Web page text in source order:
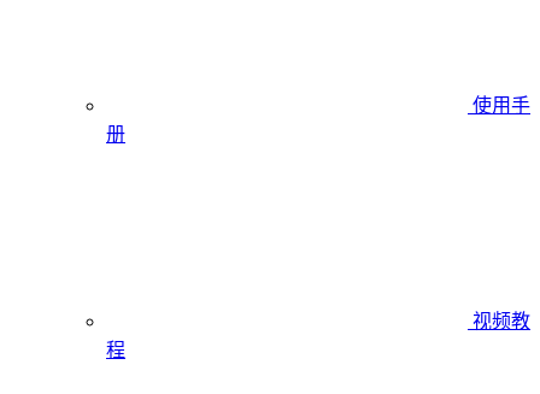
使用手
册
视频教
程